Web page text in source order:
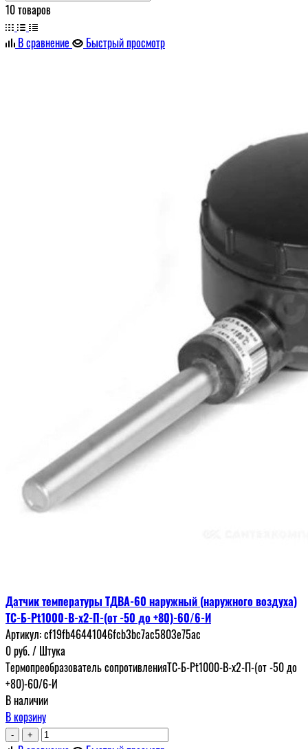
10 товаров
В сравнение
Быстрый просмотр
Датчик температуры ТДВА-60 наружный (наружного воздуха)
ТС-Б-Pt1000-B-x2-П-(от -50 до +80)-60/6-И
Артикул:cf19fb46441046fcb3bc7ac5803e75ac
0руб./ Штука
Термопреобразователь сопротивленияТС-Б-Pt1000-B-x2-П-(от -50 до
+80)-60/6-И
В наличии
В корзину
- +